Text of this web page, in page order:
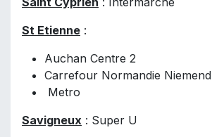
St Etienne :
Auchan Centre 2
Carrefour Normandie Niemend
Metro
Savigneux : Super U